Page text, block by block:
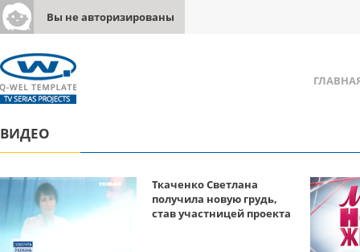
Вы не авторизированы
ВИДЕО
Ткаченко Светлана
получила новую грудь,
став участницей проекта